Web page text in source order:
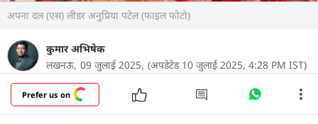
अपना दल (एस) लीडर अनुप्रिया पटेल (फाइल फोटो)
कुमार अभिषेक
लखनऊ, 09 जुलाई 2025, (अपडेटेड 10 जुलाई 2025, 4:28 PM IST)
Prefer us on